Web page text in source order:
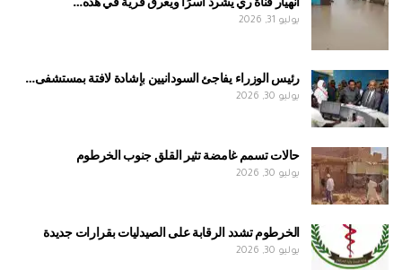
يوليو 31, 2026
رئيس الوزراء يفاجئ السودانيين بإشادة لافتة بمستشفى…
يوليو 30, 2026
حالات تسمم غامضة تثير القلق جنوب الخرطوم
يوليو 30, 2026
الخرطوم تشدد الرقابة على الصيدليات بقرارات جديدة
يوليو 30, 2026